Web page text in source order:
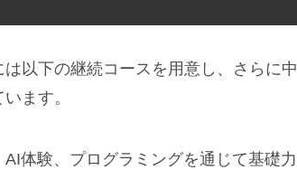
以下の継続コースを用意し、さらに中
ます。
体験、プログラミングを通じて基礎力